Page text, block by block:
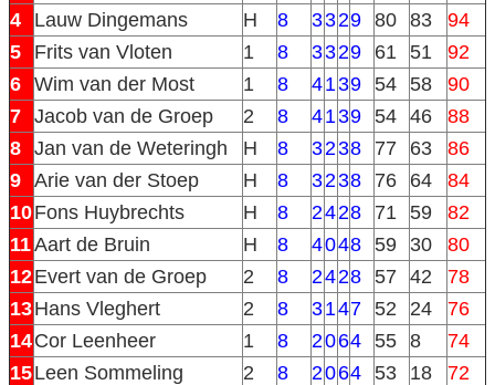
4
Lauw Dingemans H 8 3329 80 83
94
5
Frits van Vloten 1 8 3329 61 51
92
6 Wim van der Most 1 8 4139 54 58
90
7 Jacob van de Groep 2 8 4139 54 46
88
8 Jan van de Weteringh H 8 3238 77 63
86
9 Arie van der Stoep H 8 3238 76 64
84
10Fons Huybrechts H 8 2428 71 59
82
11Aart de Bruin H 8 4048 59 30
80
12Evert van de Groep 2 8 2428 57 42
78
13Hans Vleghert 2 8 3147 52 24
76
14Cor Leenheer 1 8 2064 55 8
74
15Leen Sommeling 2 8 2064 53 18
72